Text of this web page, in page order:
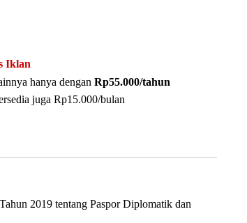
Iklan
hanya dengan Rp55.000/tahun
juga Rp15.000/bulan
2019 tentang Paspor Diplomatik dan